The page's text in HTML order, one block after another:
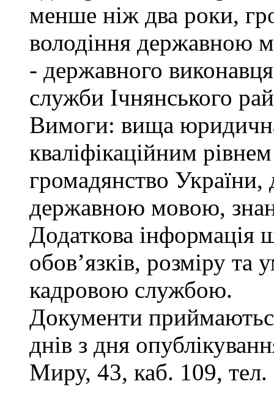
менше ніж два роки,
володіння державною
- державного
служби Ічнянського
Вимоги: вища юридична
кваліфікаційним
громадянство України,
державною мовою,
Додаткова інформація
обов’язків, розміру та
кадровою службою.
Документи
днів з дня
Миру, 43, каб. 109,